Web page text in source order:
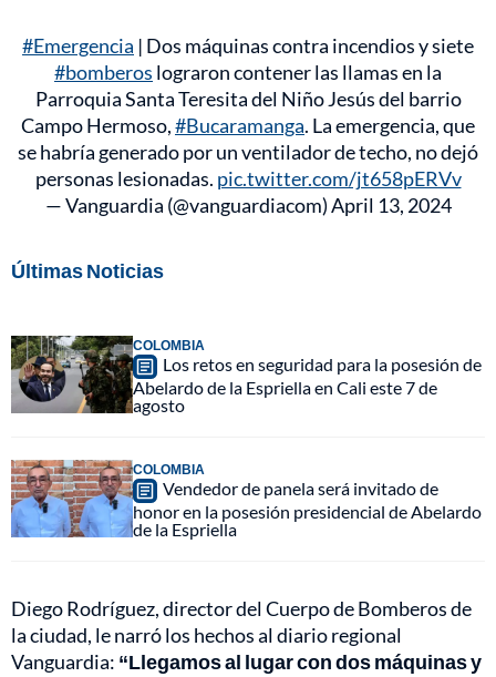
#Emergencia | Dos máquinas contra incendios y siete
#bomberos lograron contener las llamas en la
Parroquia Santa Teresita del Niño Jesús del barrio
Campo Hermoso,#Bucaramanga. La emergencia, que
se habría generado por un ventilador de techo, no dejó
personas lesionadas. pic.twitter.com/jt658pERVv
— Vanguardia (@vanguardiacom)April 13, 2024
Últimas Noticias
COLOMBIA
Los retos en seguridad para la posesión de
Abelardo de la Espriella en Cali este 7 de
agosto
COLOMBIA
Vendedor de panela será invitado de
honor en la posesión presidencial de Abelardo
de la Espriella
Diego Rodríguez, director del Cuerpo de Bomberos de
la ciudad, le narró los hechos al diario regional
Vanguardia: “Llegamos al lugar con dos máquinas y